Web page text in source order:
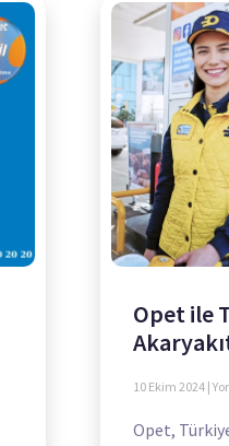
Opet ile
10 Ekim 2024
Opet,